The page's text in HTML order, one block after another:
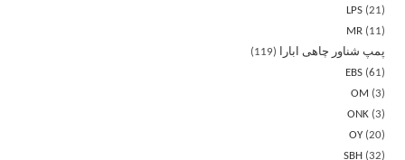
LPS 21
MR
11
پمپ شناور چاهی ابارا
119
EBS 61
OM
3
ONK 3
OY 20
SBH
32